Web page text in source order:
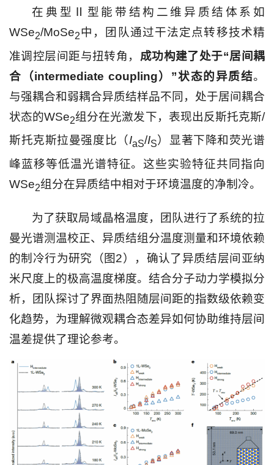
在典型Ⅱ型能带结构二维异质结体系如
WSe2/MoSe2中，团队通过干法定点转移技术精
准调控层间距与扭转角， 成功构建了处于“居间耦
合（intermediate coupling）”状态的异质结。
与强耦合和弱耦合异质结样品不同，处于居间耦合
状态的WSe2组分在光激发下，表现出反斯托克斯/
斯托克斯拉曼强度比（IaS/IS）显著下降和荧光谱
峰蓝移等低温光谱特征。这些实验特征共同指向
WSe2组分在异质结中相对于环境温度的净制冷。
为了获取局域晶格温度，团队进行了系统的拉
曼光谱测温校正、异质结组分温度测量和环境依赖
的制冷行为研究（图2），确认了异质结层间亚纳
米尺度上的极高温度梯度。结合分子动力学模拟分
析，团队探讨了界面热阻随层间距的指数级依赖变
化趋势，为理解微观耦合态差异如何协助维持层间
温差提供了理论参考。